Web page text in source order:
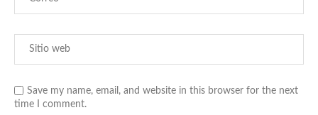
Save my name, email, and website in this browser for the next
time I comment.